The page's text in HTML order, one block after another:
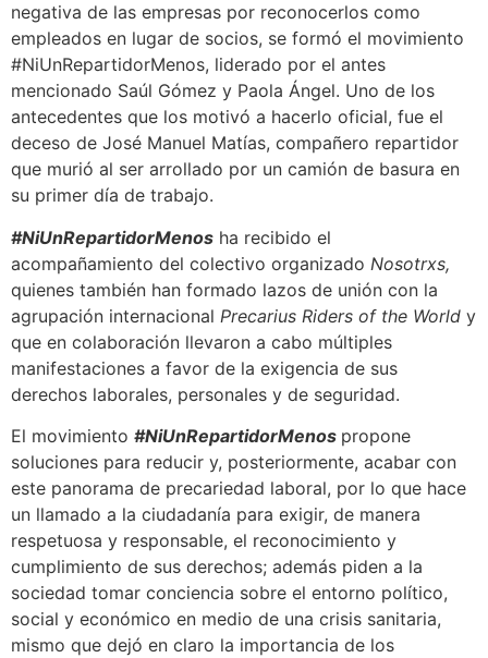
negativa de las empresas por reconocerlos como
empleados en lugar de socios, se formó el movimiento
#NiUnRepartidorMenos, liderado por el antes
mencionado Saúl Gómez y Paola Ángel. Uno de los
antecedentes que los motivó a hacerlo oficial, fue el
deceso de José Manuel Matías, compañero repartidor
que murió al ser arrollado por un camión de basura en
su primer día de trabajo.
#NiUnRepartidorMenos ha recibido el
acompañamiento del colectivo organizado Nosotrxs,
quienes también han formado lazos de unión con la
agrupación internacional Precarius Riders of the World y
que en colaboración llevaron a cabo múltiples
manifestaciones a favor de la exigencia de sus
derechos laborales, personales y de seguridad.
El movimiento #NiUnRepartidorMenos propone
soluciones para reducir y, posteriormente, acabar con
este panorama de precariedad laboral, por lo que hace
un llamado a la ciudadanía para exigir, de manera
respetuosa y responsable, el reconocimiento y
cumplimiento de sus derechos; además piden a la
sociedad tomar conciencia sobre el entorno político,
social y económico en medio de una crisis sanitaria,
mismo que dejó en claro la importancia de los